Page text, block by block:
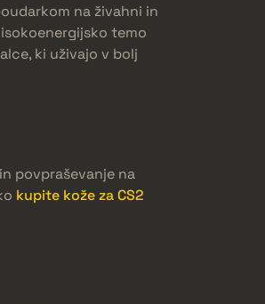
na živahni in
temo
ki uživajo v bolj
povpraševanje na
kupite kože za CS2